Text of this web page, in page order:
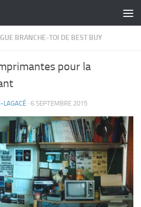
BRANCHE-TOI DE BEST BUY
pour la
LAGACÉ · 6 SEPTEMBRE 2015